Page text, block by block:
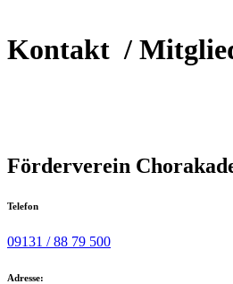
Kontakt /
Förderverein
Telefon
09131 / 88 79 500
Adresse: